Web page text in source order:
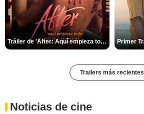
Tráiler de 'After: Aquí empieza todo'
Trailers más recientes
Noticias de cine